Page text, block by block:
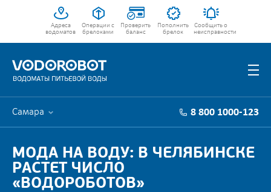
Адреса
водоматов
Операции с
брелоками
Проверить
баланс
Пополнить
брелок
Сообщить о
неисправности
Самара 8 800 1000-123
МОДА НА ВОДУ: В ЧЕЛЯБИНСКЕ
РАСТЕТ ЧИСЛО
«ВОДОРОБОТОВ»